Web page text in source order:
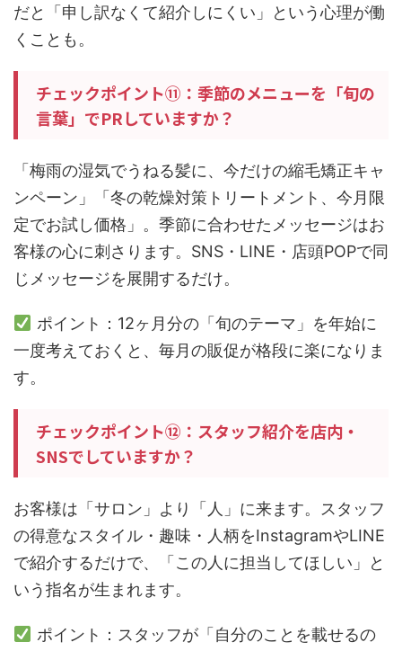
だと「申し訳なくて紹介しにくい」という心理が働
くことも。
チェックポイント⑪：季節のメニューを「旬の
言葉」でPRしていますか？
「梅雨の湿気でうねる髪に、今だけの縮毛矯正キャ
ンペーン」「冬の乾燥対策トリートメント、今月限
定でお試し価格」。季節に合わせたメッセージはお
客様の心に刺さります。SNS・LINE・店頭POPで同
じメッセージを展開するだけ。
ポイント：12ヶ月分の「旬のテーマ」を年始に
一度考えておくと、毎月の販促が格段に楽になりま
す。
チェックポイント⑫：スタッフ紹介を店内・
SNSでしていますか？
お客様は「サロン」より「人」に来ます。スタッフ
の得意なスタイル・趣味・人柄をInstagramやLINE
で紹介するだけで、「この人に担当してほしい」と
いう指名が生まれます。
ポイント：スタッフが「自分のことを載せるの